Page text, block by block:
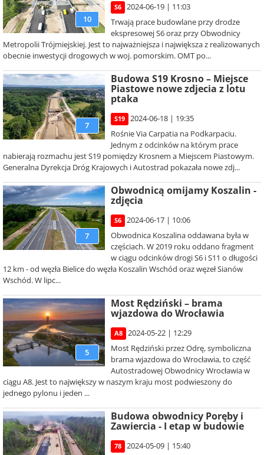
10
S6
2024-06-19 | 11:03
Trwają prace budowlane przy drodze
ekspresowej S6 oraz przy Obwodnicy
Metropolii Trójmiejskiej. Jest to najważniejsza i największa z realizowanych
obecnie inwestycji drogowych w woj. pomorskim. OMT po...
7
Budowa S19 Krosno – Miejsce
Piastowe nowe zdjecia z lotu
ptaka
S19
2024-06-18 | 19:35
Rośnie Via Carpatia na Podkarpaciu.
Jednym z odcinków na którym prace
nabierają rozmachu jest S19 pomiędzy Krosnem a Miejscem Piastowym.
Generalna Dyrekcja Dróg Krajowych i Autostrad pokazała nowe zdj...
7
Obwodnicą omijamy Koszalin -
zdjęcia
S6
2024-06-17 | 10:06
Obwodnica Koszalina oddawana była w
częściach. W 2019 roku oddano fragment
w ciągu odcinków drogi S6 i S11 o długości
12 km - od węzła Bielice do węzła Koszalin Wschód oraz węzeł Sianów
Wschód. W lipc...
5
Most Rędziński – brama
wjazdowa do Wrocławia
A8
2024-05-22 | 12:29
Most Rędziński przez Odrę, symboliczna
brama wjazdowa do Wrocławia, to część
Autostradowej Obwodnicy Wrocławia w
ciągu A8. Jest to największy w naszym kraju most podwieszony do
jednego pylonu i jeden ...
Budowa obwodnicy Poręby i
Zawiercia - I etap w budowie
78
2024-05-09 | 15:40